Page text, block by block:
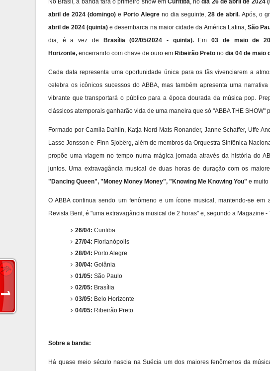
No Brasil, a banda fará o primeiro show emCuritiba, nodia 26 de abril de 2024
abril de 2024 (domingo) e Porto Alegre no dia seguinte,28 de abril.Após, o
abril de 2024 (quinta)e desembarca na maior cidade da América Latina,São
dia, é a vez de
Brasília (02/05/2024 - quinta). Em03 de maio de
Horizonte, encerrando com chave de ouro em Ribeirão Preto no dia 04 de maio
Cada data representa uma oportunidade única para os fãs vivenciarem a
celebra os icônicos sucessos do ABBA, mas também apresenta uma
vibrante que transportará o público para a época dourada da música pop.
clássicos atemporais ganharão vida de uma maneira que só "ABBA THE SHOW"
Formado por Camila Dahlin, Katja Nord Mats Ronander, Janne Schaffer, Uffe
Lasse Jonsson e Finn Sjobërg, além de membros da Orquestra Sinfônica
propõe uma viagem no tempo numa mágica jornada através da história do
juntos. Uma extravagância musical de duas horas de duração com os
"Dancing Queen", "Money Money Money", "Knowing Me Knowing You" e muito
O ABBA continua sendo um fenômeno e um ícone musical, mantendo-se
Revista Bent, é "uma extravagância musical de 2 horas" e, segundo a Magazine
26/04: Curitiba
27/04: Florianópolis
28/04: Porto Alegre
30/04: Goiânia
01/05: São Paulo
02/05: Brasília
03/05: Belo Horizonte
04/05: Ribeirão Preto
Sobre a banda:
Há quase meio século nascia na Suécia um dos maiores fenômenos da